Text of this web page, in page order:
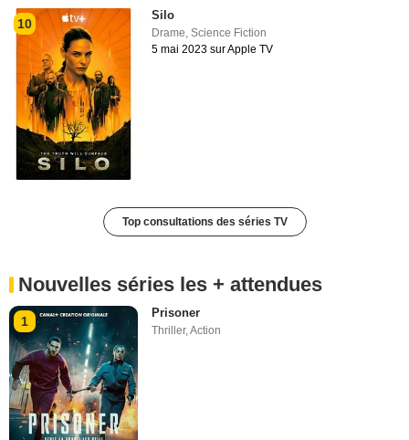
10
Silo
Drame,Science Fiction
5 mai 2023 sur Apple TV
Top consultations des séries TV
Nouvelles séries les + attendues
1
Prisoner
Thriller,Action